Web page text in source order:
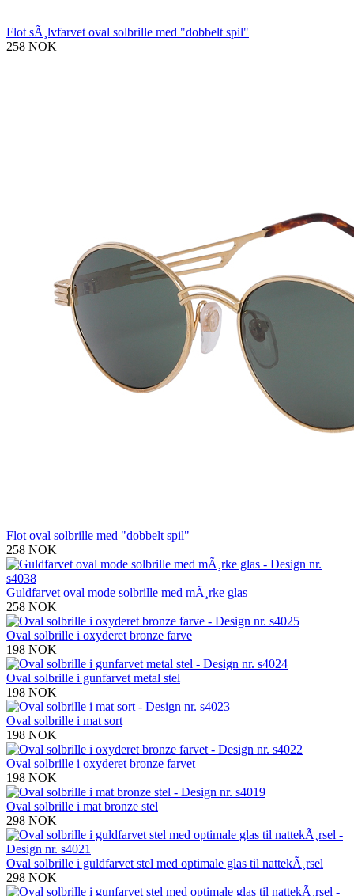
Flot sÃ¸lvfarvet oval solbrille med "dobbelt spil"
258 NOK
Flot oval solbrille med "dobbelt spil"
258 NOK
Guldfarvet oval mode solbrille med mÃ¸rke glas
258 NOK
Oval solbrille i oxyderet bronze farve
198 NOK
Oval solbrille i gunfarvet metal stel
198 NOK
Oval solbrille i mat sort
198 NOK
Oval solbrille i oxyderet bronze farvet
198 NOK
Oval solbrille i mat bronze stel
298 NOK
Oval solbrille i guldfarvet stel med optimale glas til nattekÃ¸rsel
298 NOK